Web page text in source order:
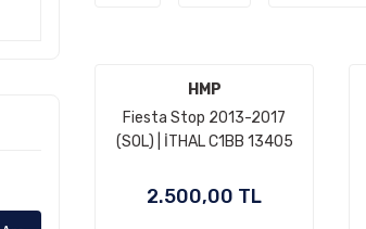
HMP
Fiesta Stop 2013-2017
(SOL) | İTHAL C1BB 13405
2.500,00 TL